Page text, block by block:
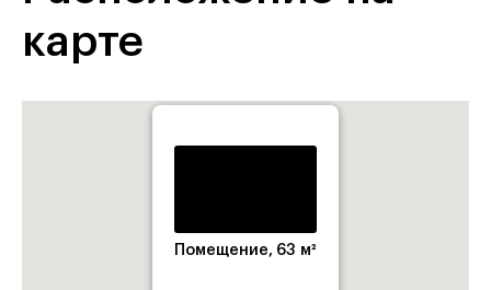
карте
Помещение, 63 м²